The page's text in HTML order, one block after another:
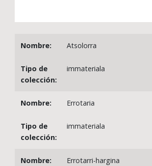
Atsolorra
immateriala
Errotaria
immateriala
Errotarri-hargina